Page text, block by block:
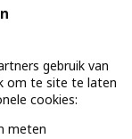
Program
gebruik van
om te site te laten
cookies:
meten